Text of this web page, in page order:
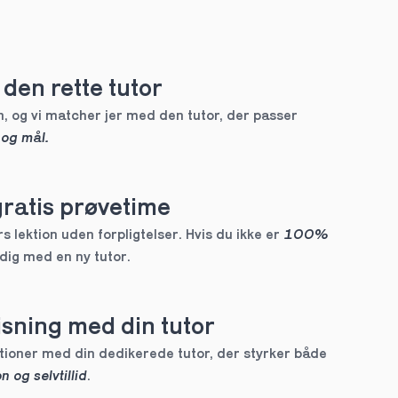
rette tutor
og vi matcher jer med den tutor, der passer
mål.
prøvetime
lektion uden forpligtelser. Hvis du ikke er 100%
med en ny tutor.
med din tutor
og selvtillid.